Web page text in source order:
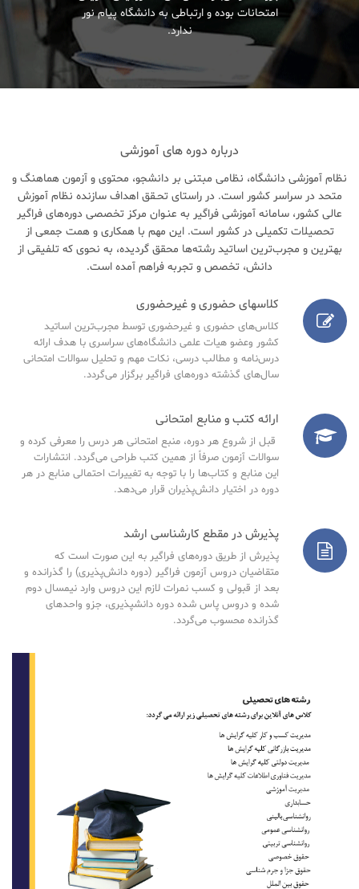
امتحانات بوده و ارتباطی به دانشگاه پیام نور
ندارد.
درباره دوره های آموزشی
نظام آموزشی دانشگاه، نظامی مبتنی بر دانشجو، محتوی و آزمون هماهنگ و
متحد در سراسر کشور است. در راستای تحـقق اهداف سازنده نظام آموزش
عالی کشور، سامانه آموزشی فراگیر به عنـوان مرکز تخصصی دوره‌های فراگیر
تحصیلات تکمیلی در کشور است. این مهم با همکاری و همت جمعی از
بهترین و مجرب‌ترین اساتید رشته‌ها محقق گردیده، به نحوی که تلفیقی از
دانش، تخصص و تجربه فراهم آمده است.
کلاسهای حضوری و غیرحضوری
کلاس‌های حضوری و غیرحضوری توسط مجرب‌ترین اساتید
کشور وعضو هیات علمی دانشگاه‌های سراسری با هدف ارائه
درس‌نامه‌ و مطالب درسی، نکات مهم و تحلیل سوالات امتحانی
سال‌های گذشته دوره‌های فراگیر برگزار می‌گردد.
ارائه کتب و منابع امتحانی
قبل از شروع هر دوره، منبع امتحانی هر درس را معرفی کرده و
سوالات آزمون صرفاً از همین کتب طراحی می‌گردد. انتشارات
این منابع و کتاب‌ها را با توجه به تغییرات احتمالی منابع در هر
دوره در اختیار دانش‌پذیران قرار می‌دهد.
پذیرش در مقطع کارشناسی ارشد
پذیرش از طریق دوره‌های فراگیر به این صورت است که
متقاضیان دروس آزمون فراگیر (دوره دانش‌پذیری) را گذرانده و
بعد از قبولی و کسب نمرات لازم این دروس وارد نیمسال دوم
شده و دروس پاس شده دوره دانشپذیری، جزو واحدهای
گذرانده محسوب می‌گردد.